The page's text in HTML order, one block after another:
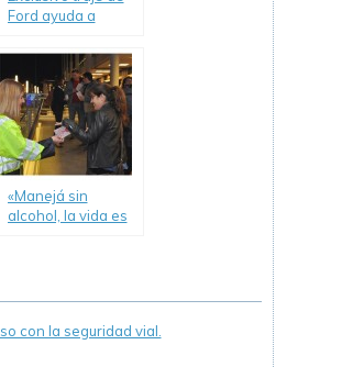
Ford ayuda a
peligrosas
consecuencias de
conducir bajo los
efectos de las
drogas.
«Manejá sin
alcohol, la vida es
con la seguridad vial.